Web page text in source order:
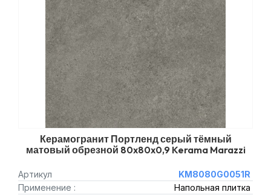
Керамогранит Портленд серый тёмный
матовый обрезной 80x80x0,9 Kerama Marazzi
Артикул
KM8080G0051R
Применение :
Напольная плитка